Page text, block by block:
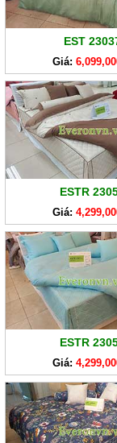
EST
Giá:
ESTR
Giá:
ESTR
Giá: